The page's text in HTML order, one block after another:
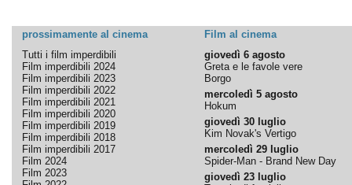
prossimamente al cinema
Film al cinema
Tutti i film imperdibili
Film imperdibili 2024
Film imperdibili 2023
Film imperdibili 2022
Film imperdibili 2021
Film imperdibili 2020
Film imperdibili 2019
Film imperdibili 2018
Film imperdibili 2017
Film 2024
Film 2023
giovedì 6 agosto
Greta e le favole vere
Borgo
mercoledì 5 agosto
Hokum
giovedì 30 luglio
Kim Novak's Vertigo
mercoledì 29 luglio
Spider-Man - Brand New Day
giovedì 23 luglio